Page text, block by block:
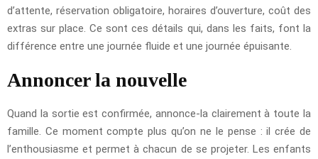
d’attente, réservation obligatoire, horaires d’ouverture, coût des
extras sur place. Ce sont ces détails qui, dans les faits, font la
différence entre une journée fluide et une journée épuisante.
Annoncer la nouvelle
Quand la sortie est confirmée, annonce-la clairement à toute la
famille. Ce moment compte plus qu’on ne le pense : il crée de
l’enthousiasme et permet à chacun de se projeter. Les enfants